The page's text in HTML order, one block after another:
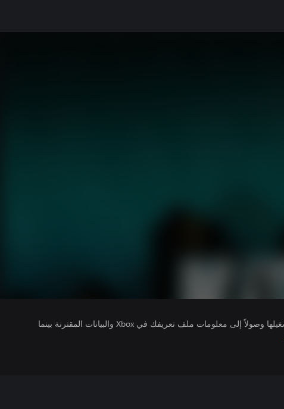
يتلقى ناشرو الألعاب التي تقوم بتشغيلها وصولاً إلى معلومات ملف تعريفك في Xbox والبيانات المقترنة بينما